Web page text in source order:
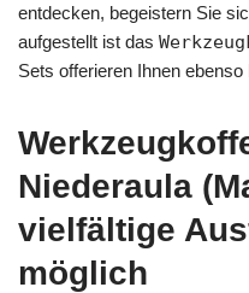
entdecken, begeistern Sie
aufgestellt ist das
Sets offerieren Ihnen
Niederaula
vielfältige
möglich